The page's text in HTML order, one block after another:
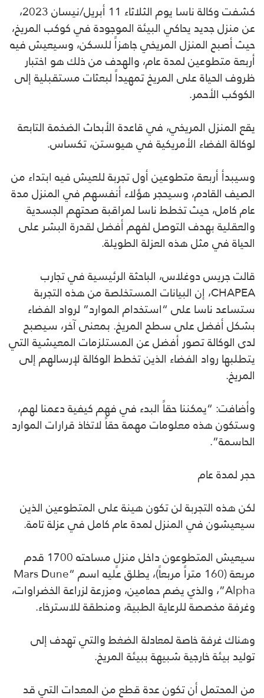
كشفت وكالة ناسا يوم الثلاثاء 11 أبريل/نيسان 2023،
عن منزل جديد يحاكي البيئة الموجودة في كوكب المريخ،
حيث أصبح المنزل المريخي جاهزاً للسكن، وسيعيش فيه
أربعة متطوعين لمدة عام، والهدف من ذلك هو اختبار
ظروف الحياة على المريخ تمهيداً لبعثات مستقبلية إلى
الكوكب الأحمر.
يقع المنزل المريخي، في قاعدة الأبحاث الضخمة التابعة
ل‍وكالة الفضاء الأمريكية في هيوستن، تكساس.
وسيبدأ أربعة متطوعين أول تجربة للعيش فيه ابتداء من
الصيف القادم، وسيحجر هؤلاء أنفسهم في المنزل مدة
عام كامل، حيث تخطط ناسا لمراقبة صحتهم الجسدية
والعقلية بهدف التوصل لفهم أفضل لقدرة البشر على
الحياة في مثل هذه العزلة الطويلة.
قالت جريس دوغلاس، الباحثة الرئيسية في تجارب
CHAPEA، إن البيانات المستخلصة من هذه التجربة
ستساعد ناسا على “استخدام الموارد” لرواد الفضاء
بشكل أفضل على سطح المريخ. بمعنى آخر، سيصبح
لدى الوكالة تصور أفضل عن المستلزمات المعيشية التي
يتطلبها رواد الفضاء الذين تخطط الوكالة لإرسالهم إلى
المريخ.
وأضافت: “يمكننا حقاً البدء في فهم كيفية دعمنا لهم،
وستكون هذه معلومات مهمة حقاً لاتخاذ قرارات الموارد
الحاسمة”.
حجر لمدة عام
لكن هذه التجربة لن تكون هينة على المتطوعين الذين
سيعيشون في المنزل لمدة عام كامل في عزلة تامة.
سيعيش المتطوعون داخل منزلٍ مساحته 1700 قدم
مربعة (160 متراً مربعاً)، يطلق عليه اسم “Mars Dune
Alpha”، والذي يضم حمامين، ومزرعة لزراعة الخضراوات،
وغرفة مخصصة للرعاية الطبية، ومنطقة للاسترخاء.
وهناك غرفة خاصة لمعادلة الضغط والتي تهدف إلى
توليد بيئة خارجية شبيهة ببيئة المريخ.
من المحتمل أن تكون عدة قطع من المعدات التي قد